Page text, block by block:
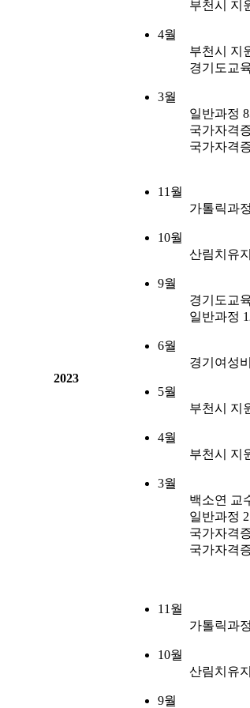
부천시 지
4월
부천시 지
경기도교
3월
일반과정
국가자격
국가자격
2023
11월
가톨릭과
10월
산림치유
9월
경기도교
일반과정
6월
경기여성
5월
부천시 지
4월
부천시 지
3월
백소연 교
일반과정
국가자격
국가자격
11월
가톨릭과
10월
산림치유
9월